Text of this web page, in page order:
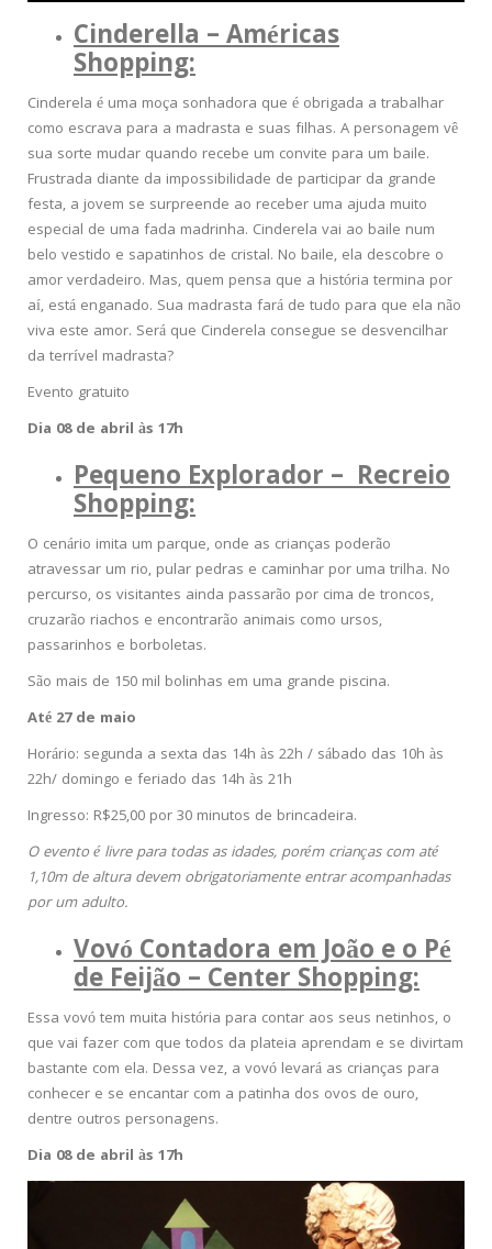
Cinderella – Américas
Shopping:
Cinderela é uma moça sonhadora que é obrigada a trabalhar
como escrava para a madrasta e suas filhas. A personagem vê
sua sorte mudar quando recebe um convite para um baile.
Frustrada diante da impossibilidade de participar da grande
festa, a jovem se surpreende ao receber uma ajuda muito
especial de uma fada madrinha. Cinderela vai ao baile num
belo vestido e sapatinhos de cristal. No baile, ela descobre o
amor verdadeiro. Mas, quem pensa que a história termina por
aí, está enganado. Sua madrasta fará de tudo para que ela não
viva este amor. Será que Cinderela consegue se desvencilhar
da terrível madrasta?
Evento gratuito
Dia 08 de abril às 17h
Pequeno Explorador – Recreio
Shopping:
O cenário imita um parque, onde as crianças poderão
atravessar um rio, pular pedras e caminhar por uma trilha. No
percurso, os visitantes ainda passarão por cima de troncos,
cruzarão riachos e encontrarão animais como ursos,
passarinhos e borboletas.
São mais de 150 mil bolinhas em uma grande piscina.
Até 27 de maio
Horário: segunda a sexta das 14h às 22h / sábado das 10h às
22h/ domingo e feriado das 14h às 21h
Ingresso: R$25,00 por 30 minutos de brincadeira.
O evento é livre para todas as idades, porém crianças com até
1,10m de altura devem obrigatoriamente entrar acompanhadas
por um adulto.
Vovó Contadora em João e o Pé
de Feijão – Center Shopping:
Essa vovó tem muita história para contar aos seus netinhos, o
que vai fazer com que todos da plateia aprendam e se divirtam
bastante com ela. Dessa vez, a vovó levará as crianças para
conhecer e se encantar com a patinha dos ovos de ouro,
dentre outros personagens.
Dia 08 de abril às 17h